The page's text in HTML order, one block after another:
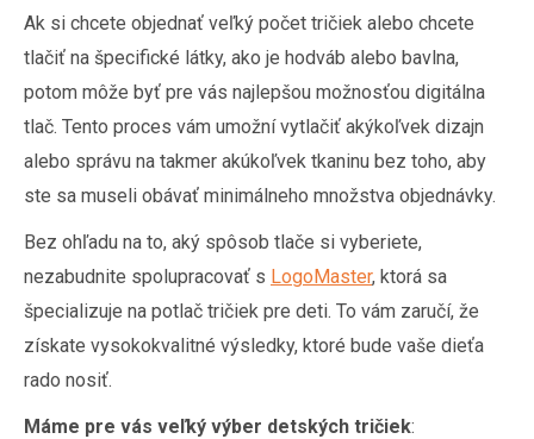
Ak si chcete objednať veľký počet tričiek alebo chcete
tlačiť na špecifické látky, ako je hodváb alebo bavlna,
potom môže byť pre vás najlepšou možnosťou digitálna
tlač. Tento proces vám umožní vytlačiť akýkoľvek dizajn
alebo správu na takmer akúkoľvek tkaninu bez toho, aby
ste sa museli obávať minimálneho množstva objednávky.
Bez ohľadu na to, aký spôsob tlače si vyberiete,
nezabudnite spolupracovať s LogoMaster, ktorá sa
špecializuje na potlač tričiek pre deti. To vám zaručí, že
získate vysokokvalitné výsledky, ktoré bude vaše dieťa
rado nosiť.
Máme pre vás veľký výber detských tričiek: